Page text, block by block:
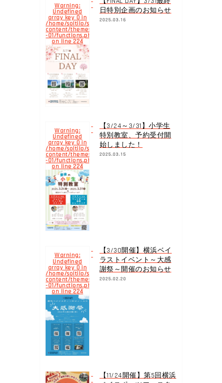
Warning:
Undefined
array key 0 in
/home/soltilo/soltilo.co.jp/public_html/
content/themes/yokohama-
-01/functions.php
on line224
日特別企画のお知らせ
2025.03.16
Warning:
Undefined
array key 0 in
/home/soltilo/soltilo.co.jp/public_html/
content/themes/yokohama-
-01/functions.php
on line224
【3/24～3/31】小学生
特別教室、予約受付開
始しました！
2025.03.15
Warning:
Undefined
array key 0 in
/home/soltilo/soltilo.co.jp/public_html/
content/themes/yokohama-
-01/functions.php
on line224
【3/30開催】横浜ベイ
ラストイベント～大感
謝祭～開催のお知らせ
2025.02.20
【11/24開催】第5回横浜